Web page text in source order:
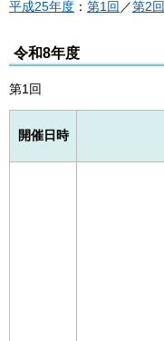
平成25年度 ： 第1回 ／第2回
令和8年度
第1回
開催日時